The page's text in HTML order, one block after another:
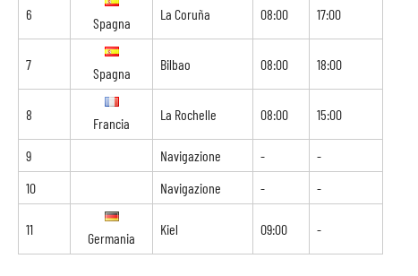
6
Spagna
La Coruña 08:00 17:00
7
Spagna
Bilbao 08:00 18:00
8
Francia
La Rochelle 08:00 15:00
9 Navigazione -
-
10
Navigazione - -
11
Germania
Kiel 09:00 -